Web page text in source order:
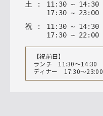
土 : 11: 30 ~ 14: 30
17: 30 ~ 23: 00
祝 : 11 : 30 ~ 14: 30
17: 30 ~ 22 : 00
【祝前日】
ランチ 11:30〜14:30
ディナー 17:30〜23:00